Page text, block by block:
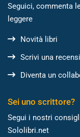
Seguici, commenta
leggere
Novità libri
Scrivi una
Diventa un
Sei uno scrittore?
Segui i nostri
Sololibri.net